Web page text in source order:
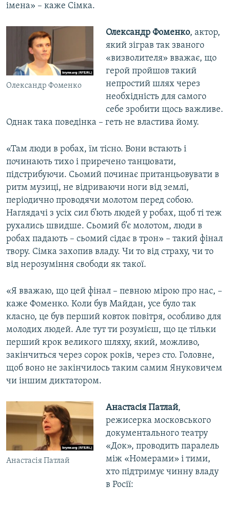
імена» – каже Сімка.
Олександр Фоменко
Олександр Фоменко, актор,
який зіграв так званого
«визволителя» вважає, що
герой пройшов такий
непростий шлях через
необхідність для самого
себе зробити щось важливе.
Однак така поведінка – геть не властива йому.
«Там люди в робах, їм тісно. Вони встають і
починають тихо і приречено танцювати,
підстрибуючи. Сьомий починає пританцьовувати в
ритм музиці, не відриваючи ноги від землі,
періодично проводячи молотом перед собою.
Наглядачі з усіх сил б’ють людей у робах, щоб ті теж
рухались швидше. Сьомий б’є молотом, люди в
робах падають – сьомий сідає в трон» – такий фінал
твору. Сімка захопив владу. Чи то від страху, чи то
від нерозуміння свободи як такої.
«Я вважаю, що цей фінал – певною мірою про нас, –
каже Фоменко. Коли був Майдан, усе було так
класно, це був перший ковток повітря, особливо для
молодих людей. Але тут ти розумієш, що це тільки
перший крок великого шляху, який, можливо,
закінчиться через сорок років, через сто. Головне,
щоб воно не закінчилось таким самим Януковичем
чи іншим диктатором.
Анастасія Патлай
Анастасія Патлай,
режисерка московського
документального театру
«Док», проводить паралель
між «Номерами» і тими,
хто підтримує чинну владу
в Росії: